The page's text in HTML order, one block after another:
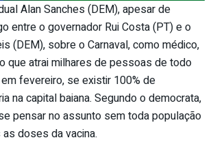
Alan Sanches (DEM), apesar de
entre o governador Rui Costa (PT) e o
(DEM), sobre o Carnaval, como médico,
que atrai milhares de pessoas de todo
fevereiro, se existir 100% de
na capital baiana. Segundo o democrata,
pensar no assunto sem toda população
doses da vacina.